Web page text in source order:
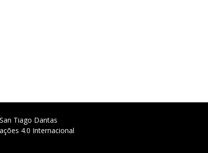
Tiago Dantas
4.0 Internacional